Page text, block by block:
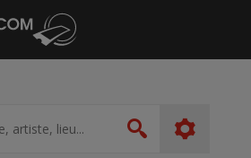
Rechercher